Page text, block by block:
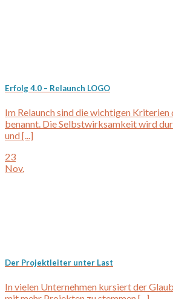
Erfolg 4.0 – Relaunch LOGO
Im Relaunch sind die wichtigen
benannt. Die Selbstwirksamkeit wird
und [...]
23
Nov.
Der Projektleiter unter Last
In vielen Unternehmen kursiert der